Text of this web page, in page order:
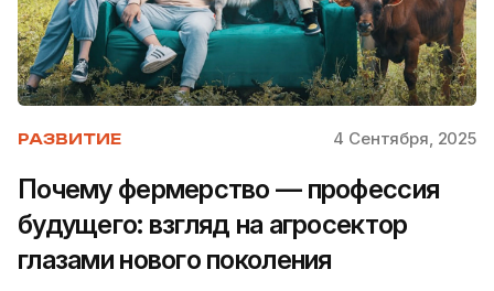
РАЗВИТИЕ 4 Сентября, 2025
Почему фермерство — профессия
будущего: взгляд на агросектор
глазами нового поколения